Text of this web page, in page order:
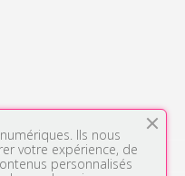

Ils nous
votre expérience, de
personnalisés